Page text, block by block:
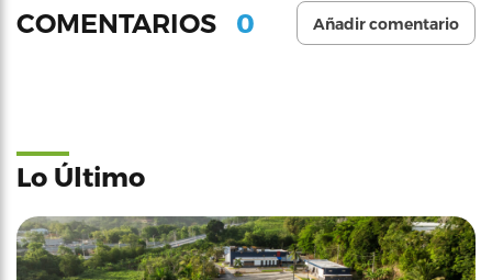
COMENTARIOS 0 Añadir comentario
Lo Último